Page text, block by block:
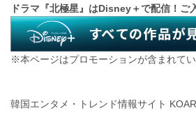
ドラマ『北極星』はDisney＋で配信！ ご
※本ページはプロモーションが含まれて
韓国エンタメ・トレンド情報サイト